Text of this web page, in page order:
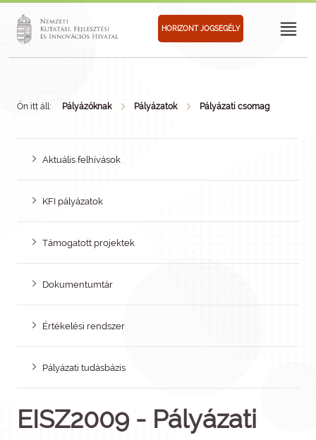
HORIZONT JOGSEGÉLY
Ön itt áll: Pályázóknak Pályázatok Pályázati csomag
Aktuális felhívások
KFI pályázatok
Támogatott projektek
Dokumentumtár
Értékelési rendszer
Pályázati tudásbázis
EISZ2009 - Pályázati